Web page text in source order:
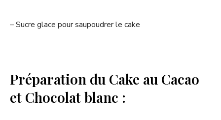
– Sucre glace pour saupoudrer le cake
Préparation du Cake au Cacao
et Chocolat blanc :